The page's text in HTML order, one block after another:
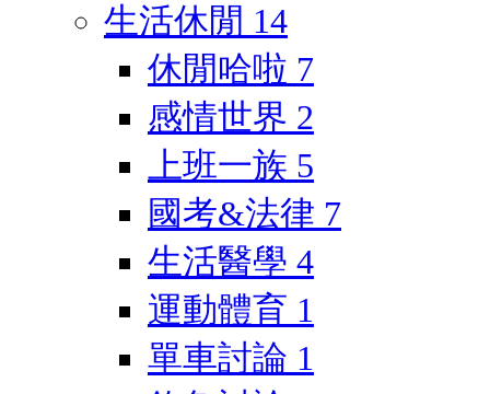
生活休閒 14
休閒哈啦 7
感情世界 2
上班一族 5
國考&法律 7
生活醫學 4
運動體育 1
單車討論 1